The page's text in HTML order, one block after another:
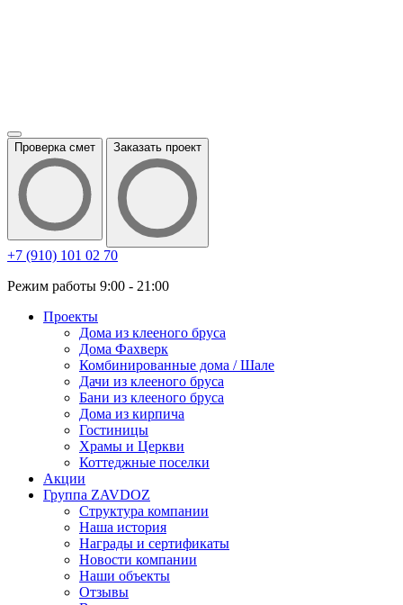
Проверка смет Заказать проект
+7 (910) 101 02 70
Режим работы 9:00 - 21:00
Проекты
Дома из клееного бруса
Дома Фахверк
Комбинированные дома / Шале
Дачи из клееного бруса
Бани из клееного бруса
Дома из кирпича
Гостиницы
Храмы и Церкви
Коттеджные поселки
Акции
Группа ZAVDOZ
Структура компании
Наша история
Награды и сертификаты
Новости компании
Наши объекты
Отзывы